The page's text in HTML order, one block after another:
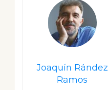
Joaquín Rández
Ramos